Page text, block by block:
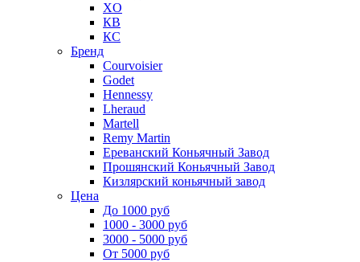
XO
КВ
КС
Бренд
Courvoisier
Godet
Hennessy
Lheraud
Martell
Remy Martin
Ереванский Коньячный Завод
Прошянский Коньячный Завод
Кизлярский коньячный завод
Цена
До 1000 руб
1000 - 3000 руб
3000 - 5000 руб
От 5000 руб